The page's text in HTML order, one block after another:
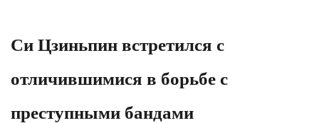
Си Цзиньпин встретился с
отличившимися в борьбе с
преступными бандами